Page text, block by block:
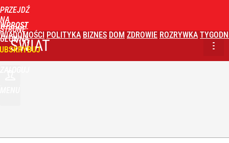
PRZEJDŹ
NA
STRONĘ
GŁÓWNĄ
WPROST
WIADOMOŚCI POLITYKA BIZNES DOM ZDROWIE ROZRYWKA
ŚWIAT